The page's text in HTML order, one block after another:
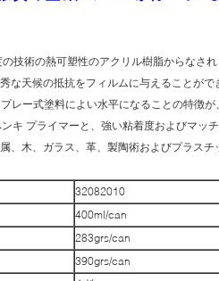
技術の熱可塑性のアクリル樹脂からなされ
な天候の抵抗をフィルムに与えることがで
レー式塗料によい水平になることの特徴
キ プライマーと、強い粘着度およびマッ
、木、ガラス、革、製陶術およびプラス
32082010
400ml/can
283grs/can
390grs/can